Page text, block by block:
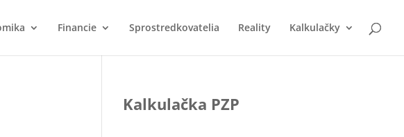
Financie Sprostredkovatelia Reality Kalkulačky
Kalkulačka PZP